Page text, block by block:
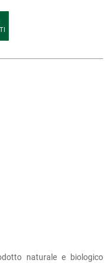
naturale e biologico